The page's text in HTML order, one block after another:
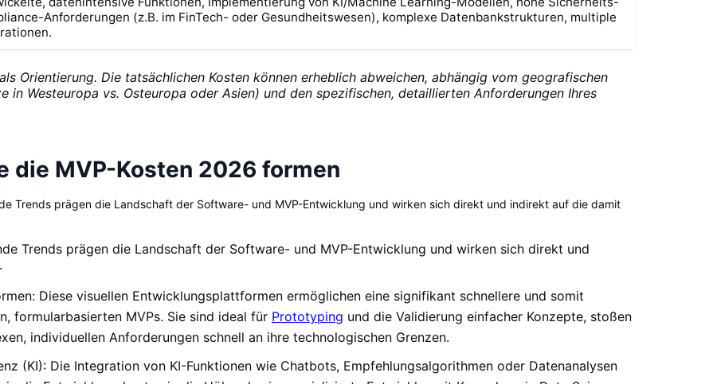
Anforderungen (z.B. im FinTech- oder Gesundheitswesen), komplexe Datenbankstrukturen, multiple
Orientierung. Die tatsächlichen Kosten können erheblich abweichen, abhängig vom geografischen
in Westeuropa vs. Osteuropa oder Asien) und den spezifischen, detaillierten Anforderungen Ihres
die MVP-Kosten 2026 formen
Trends prägen die Landschaft der Software- und MVP-Entwicklung und wirken sich direkt und indirekt auf die damit
Trends prägen die Landschaft der Software- und MVP-Entwicklung und wirken sich direkt und
Diese visuellen Entwicklungsplattformen ermöglichen eine signifikant schnellere und somit
formularbasierten MVPs. Sie sind ideal für Prototyping und die Validierung einfacher Konzepte, stoßen
individuellen Anforderungen schnell an ihre technologischen Grenzen.
(KI): Die Integration von KI-Funktionen wie Chatbots, Empfehlungsalgorithmen oder Datenanalysen